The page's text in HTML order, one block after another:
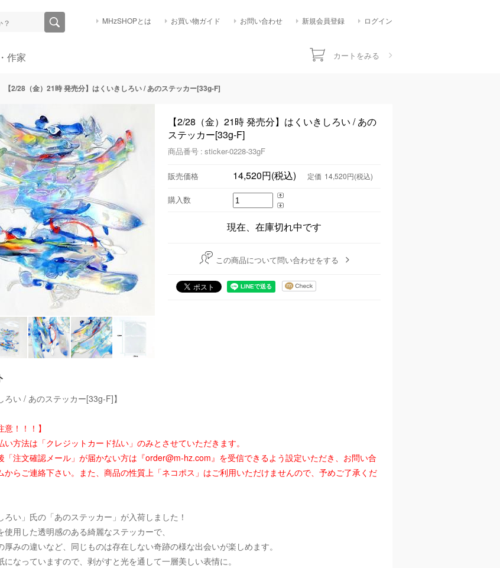
MHzSHOPとは お買い物ガイド お問い合わせ 新規会員登録 ログイン
作家 カートをみる
【2/28（金）21時 発売分】はくいきしろい / あのステッカー[33g-F]
【2/28（金）21時 発売分】はくいきしろい / あの
ステッカー[33g-F]
商品番号 : sticker-0228-33gF
販売価格 14,520円(税込) 定価 14,520円(税込)
購入数
現在、在庫切れ中です
この商品について問い合わせをする
ろい / あのステッカー[33g-F]】
意！！！】
い方法は「クレジットカード払い」のみとさせていただきます。
「注文確認メール」が届かない方は『order@m-hz.com』を受信できるよう設定いただき、お問い合
からご連絡下さい。また、商品の性質上「ネコポス」はご利用いただけませんので、予めご了承くだ
ろい」氏の「あのステッカー」が入荷しました！
使用した透明感のある綺麗なステッカーで、
厚みの違いなど、同じものは存在しない奇跡の様な出会いが楽しめます。
になっていますので、剥がすと光を通して一層美しい表情に。